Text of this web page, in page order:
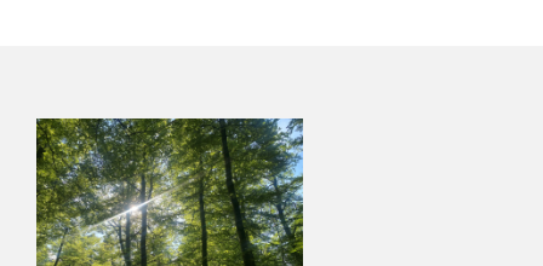
KONTAKTINFORMASJON
FOR
LARVIK
KIRKELIGE
FELLESRÅD